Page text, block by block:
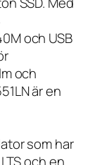
och USB
och
är en
som har
och en